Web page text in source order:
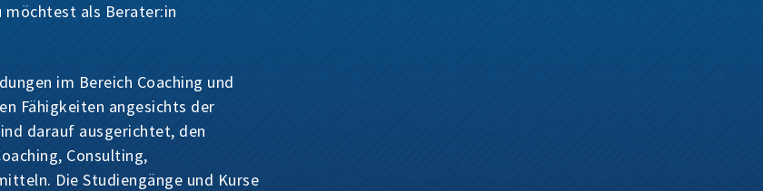
möchtest als Berater:in
im Bereich Coaching und
Fähigkeiten angesichts der
darauf ausgerichtet, den
Consulting,
Die Studiengänge und Kurse